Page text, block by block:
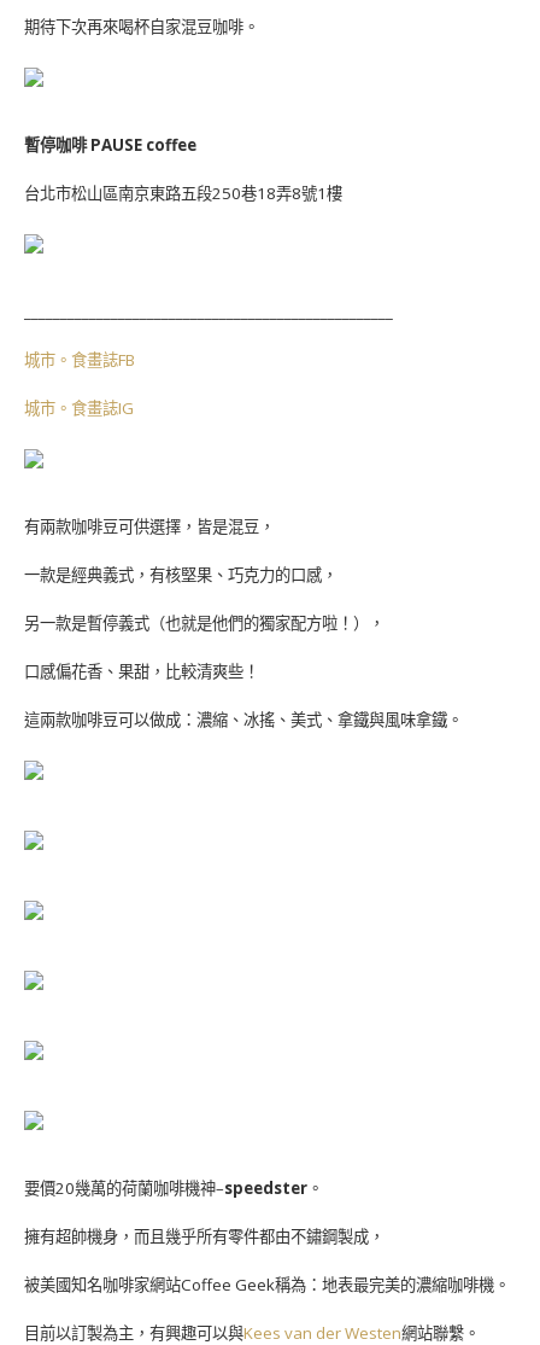
期待下次再來喝杯自家混豆咖啡。
暫停咖啡 PAUSE coffee
台北市松山區南京東路五段250巷18弄8號1樓
城市。食畫誌FB
城市。食畫誌IG
有兩款咖啡豆可供選擇，皆是混豆，
一款是經典義式，有核堅果、巧克力的口感，
另一款是暫停義式（也就是他們的獨家配方啦！），
口感偏花香、果甜，比較清爽些！
這兩款咖啡豆可以做成：濃縮、冰搖、美式、拿鐵與風味拿鐵。
要價20幾萬的荷蘭咖啡機神–speedster 。
擁有超帥機身，而且幾乎所有零件都由不鏽鋼製成，
被美國知名咖啡家網站Coffee Geek稱為：地表最完美的濃縮咖啡機。
目前以訂製為主，有興趣可以與Kees van der Westen網站聯繫。